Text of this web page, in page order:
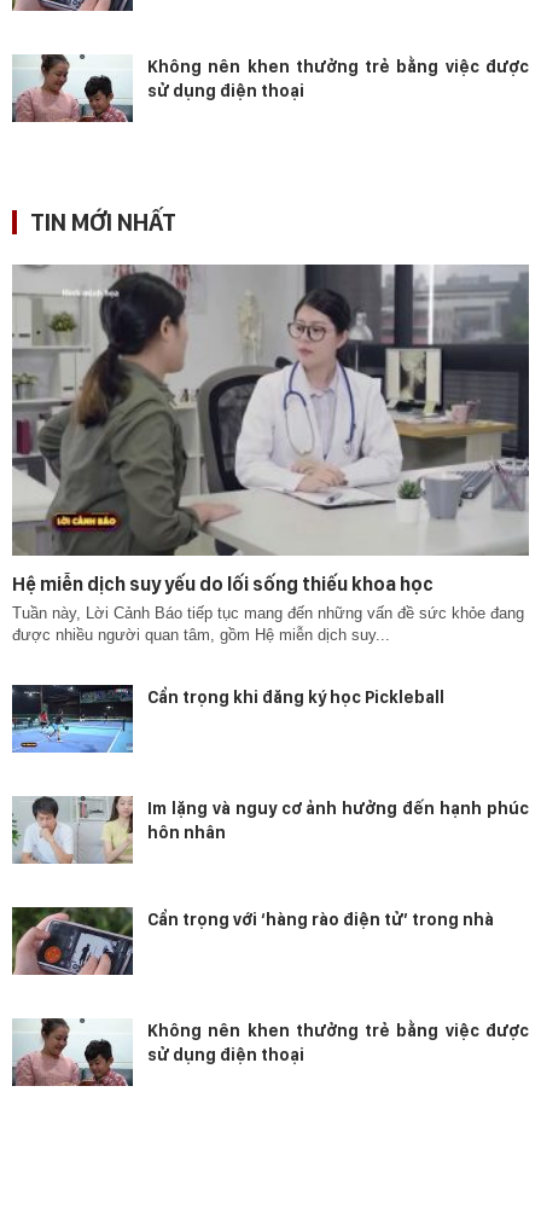
Không nên khen thưởng trẻ bằng việc được
sử dụng điện thoại
TIN MỚI NHẤT
Hệ miễn dịch suy yếu do lối sống thiếu khoa học
Tuần này, Lời Cảnh Báo tiếp tục mang đến những vấn đề sức khỏe đang
được nhiều người quan tâm, gồm Hệ miễn dịch suy...
Cẩn trọng khi đăng ký học Pickleball
Im lặng và nguy cơ ảnh hưởng đến hạnh phúc
hôn nhân
Cẩn trọng với ‘hàng rào điện tử’ trong nhà
Không nên khen thưởng trẻ bằng việc được
sử dụng điện thoại